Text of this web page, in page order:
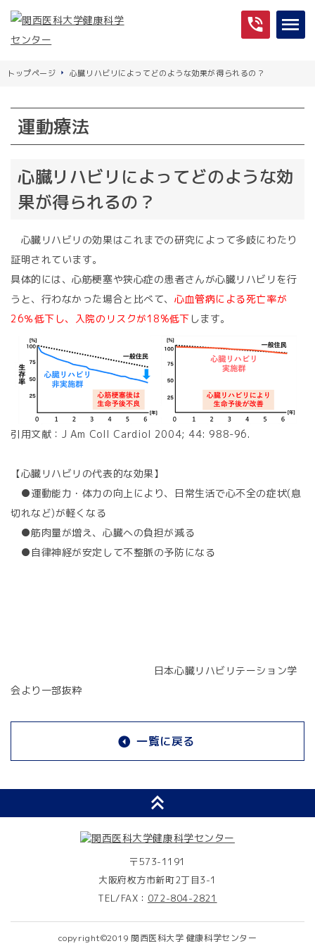
トップページ 心臓リハビリによってどのような効果が得られるの？
運動療法
心臓リハビリによってどのような効
果が得られるの？
心臓リハビリの効果はこれまでの研究によって多岐にわたり
証明されています。
具体的には、心筋梗塞や狭心症の患者さんが心臓リハビリを行
うと、行わなかった場合と比べて、 心血管病による死亡率が
26％低下し、入院のリスクが18%低下 します。
引用文献：J Am Coll Cardiol 2004; 44: 988-96.
【心臓リハビリの代表的な効果】
●運動能力・体力の向上により、日常生活で心不全の症状(息
切れなど)が軽くなる
●筋肉量が増え、心臓への負担が減る
●自律神経が安定して不整脈の予防になる
日本心臓リハビリテーション学
会より一部抜粋
一覧に戻る
〒573-1191
大阪府枚方市新町2丁目3-1
TEL/FAX： 072-804-2821
copyright©2019 関西医科大学 健康科学センター